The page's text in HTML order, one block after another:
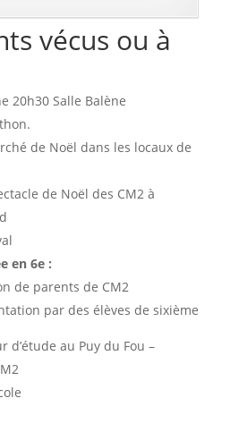
vécus ou à
20h30 Salle Balène
de Noël dans les locaux de
de Noël des CM2 à
en 6e :
de parents de CM2
par des élèves de sixième
d’étude au Puy du Fou –